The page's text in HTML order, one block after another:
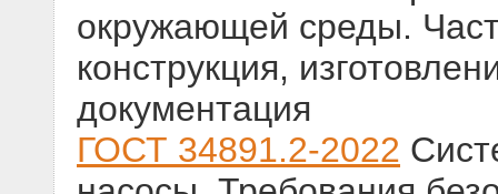
окружающей среды.
конструкция,
документация
ГОСТ 34891.2-2022